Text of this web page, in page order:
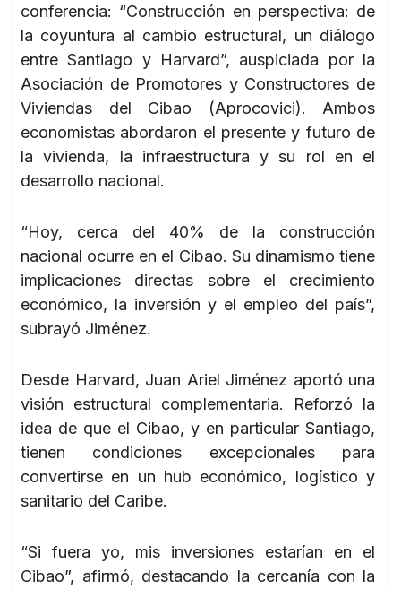
conferencia: “Construcción en perspectiva: de
la coyuntura al cambio estructural, un diálogo
entre Santiago y Harvard”, auspiciada por la
Asociación de Promotores y Constructores de
Viviendas del Cibao (Aprocovici). Ambos
economistas abordaron el presente y futuro de
la vivienda, la infraestructura y su rol en el
desarrollo nacional.
“Hoy, cerca del 40% de la construcción
nacional ocurre en el Cibao. Su dinamismo tiene
implicaciones directas sobre el crecimiento
económico, la inversión y el empleo del país”,
subrayó Jiménez.
Desde Harvard, Juan Ariel Jiménez aportó una
visión estructural complementaria. Reforzó la
idea de que el Cibao, y en particular Santiago,
tienen condiciones excepcionales para
convertirse en un hub económico, logístico y
sanitario del Caribe.
“Si fuera yo, mis inversiones estarían en el
Cibao”, afirmó, destacando la cercanía con la